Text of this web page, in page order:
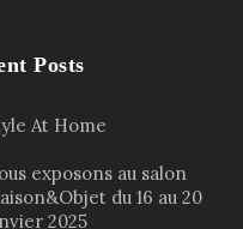
Posts
At Home
exposons au salon
du 16 au 20
2025